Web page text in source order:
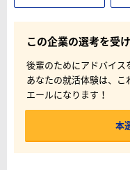
この企業の選考を受
後輩のためにアドバイス
あなたの就活体験は、
エールになります！
本